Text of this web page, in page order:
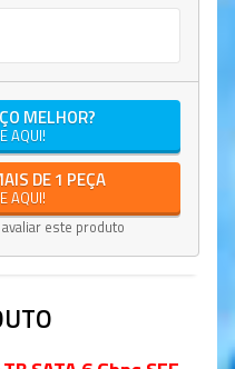
MELHOR?
AQUI!
DE 1 PEÇA
AQUI!
este produto